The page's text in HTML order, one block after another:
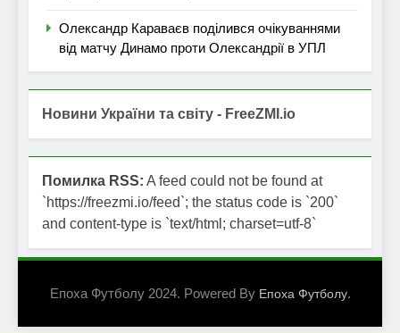
Олександр Караваєв поділився очікуваннями
від матчу Динамо проти Олександрії в УПЛ
Новини України та світу - FreeZMI.io
Помилка RSS: A feed could not be found at
`https://freezmi.io/feed`; the status code is `200`
and content-type is `text/html; charset=utf-8`
Епоха Футболу 2024. Powered By Епоха Футболу.